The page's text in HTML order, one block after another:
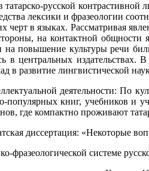
татарско-русской
лексики и фразеологии
в языках. Рассматривая
на контактной
на повышение культуры речи
в центральных издательствах.
в развитие лингвистической
деятельности: По
книг, учебников и
где компактно проживают
диссертация: «Некоторые
системе